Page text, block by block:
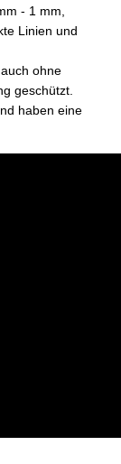
- 1 mm,
Linien und
ohne
geschützt.
haben eine